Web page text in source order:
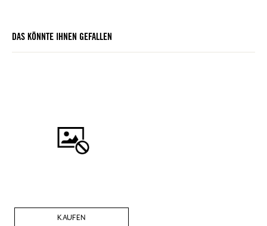
DAS KÖNNTE IHNEN GEFALLEN
KAUFEN